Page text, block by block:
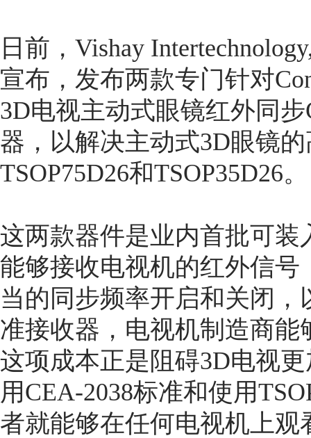
日前，Vishay
宣布，发布两款专门针对
3D电视主动式眼镜红外同
器，以解决主动式3D眼镜
TSOP75D26和TSOP35D26。
这两款器件是业内首批可
能够接收电视机的红外信
当的同步频率开启和关闭
准接收器，电视机制造商
这项成本正是阻碍3D电视
用CEA-2038标准和使用
者就能够在任何电视机上